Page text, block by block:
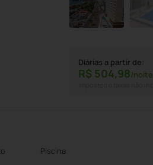
Diárias a partir de:
R$ 504,98/noite
Piscina